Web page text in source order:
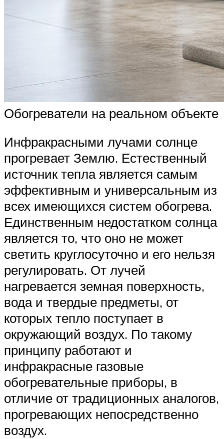
Обогреватели на реальном объекте
Инфракрасными лучами солнце
прогревает Землю. Естественный
источник тепла является самым
эффективным и универсальным из
всех имеющихся систем обогрева.
Единственным недостатком солнца
является то, что оно не может
светить круглосуточно и его нельзя
регулировать. От лучей
нагревается земная поверхность,
вода и твердые предметы, от
которых тепло поступает в
окружающий воздух. По такому
принципу работают и
инфракрасные газовые
обогревательные приборы, в
отличие от традиционных аналогов,
прогревающих непосредственно
воздух.